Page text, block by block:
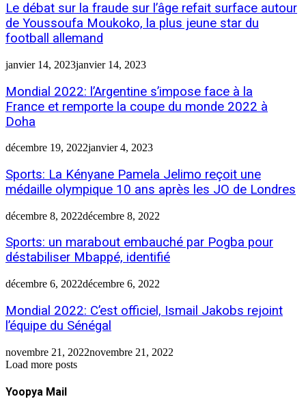
Le débat sur la fraude sur l’âge refait surface autour
de Youssoufa Moukoko, la plus jeune star du
football allemand
janvier 14, 2023janvier 14, 2023
Mondial 2022: l’Argentine s’impose face à la
France et remporte la coupe du monde 2022 à
Doha
décembre 19, 2022janvier 4, 2023
Sports: La Kényane Pamela Jelimo reçoit une
médaille olympique 10 ans après les JO de Londres
décembre 8, 2022décembre 8, 2022
Sports: un marabout embauché par Pogba pour
déstabiliser Mbappé, identifié
décembre 6, 2022décembre 6, 2022
Mondial 2022: C’est officiel, Ismail Jakobs rejoint
l’équipe du Sénégal
novembre 21, 2022novembre 21, 2022
Load more posts
Yoopya Mail